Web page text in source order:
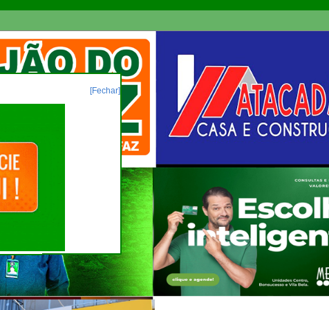
[Fechar]